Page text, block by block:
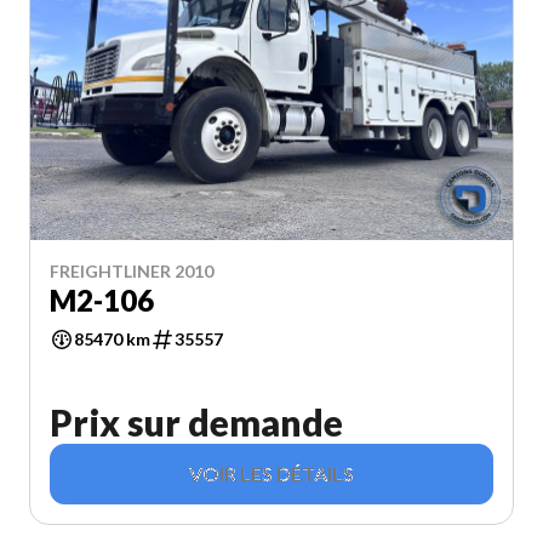
FREIGHTLINER 2010
M2-106
85470 km 35557
Prix sur demande
VOIR LES DÉTAILS